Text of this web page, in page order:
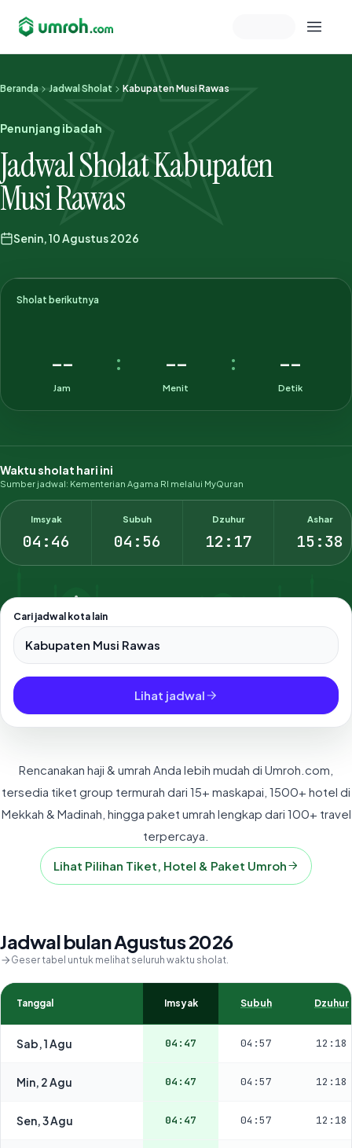
Memeriksa sesi akun
Beranda Jadwal Sholat Kabupaten Musi Rawas
Penunjang ibadah
Jadwal Sholat Kabupaten
Musi Rawas
Senin, 10 Agustus 2026
Sholat berikutnya
--
Jam
: --
Menit
: --
Detik
Waktu sholat hari ini
Sumber jadwal: Kementerian Agama RI melalui MyQuran
Imsyak
04:46
Subuh
04:56
Dzuhur
12:17
Ashar
15:38
Cari jadwal kota lain
Pilih salah satu dari 500+ kota dan kabupaten di Indonesia.
Lihat jadwal
Rencanakan haji & umrah Anda lebih mudah di Umroh.com,
tersedia tiket group termurah dari 15+ maskapai, 1500+ hotel di
Mekkah & Madinah, hingga paket umrah lengkap dari 100+ travel
terpercaya.
Lihat Pilihan Tiket, Hotel & Paket Umroh
Jadwal bulan Agustus 2026
Geser tabel untuk melihat seluruh waktu sholat.
Tanggal Imsyak Subuh Dzuhur
Sab, 1 Agu 04:47 04:57 12:18
Min, 2 Agu 04:47 04:57 12:18
Sen, 3 Agu 04:47 04:57 12:18